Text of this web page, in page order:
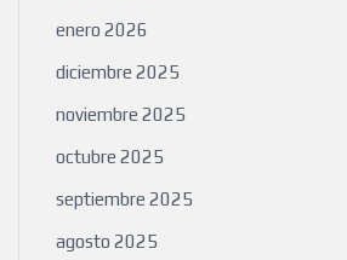
enero 2026
diciembre 2025
noviembre 2025
octubre 2025
septiembre 2025
agosto 2025